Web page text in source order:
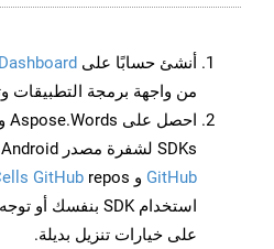
أنشئ حسابًا على Dashboard
من واجهة برمجة التطبيقات
SDKs لشفرة مصدر Android من
GitHub و GitHub
استخدام SDK بنفسك أو توجه إلى
على خيارات تنزيل بديلة.